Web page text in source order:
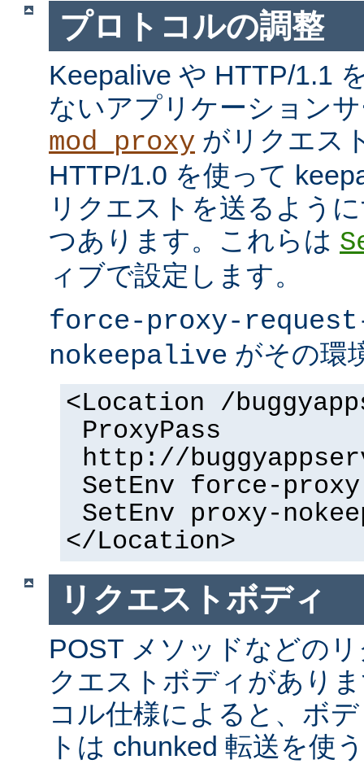
プロトコルの調整
Keepalive や HTTP/1.1
ないアプリケーション
mod_proxy がリクエス
HTTP/1.0 を使って
リクエストを送るよう
つあります。これらは
ィブで設定します。
force-proxy-
nokeepalive がその環
<Location /
ProxyPass
http://
SetEnv force-
SetEnv proxy-
</Location>
リクエストボディ
POST メソッドなどの
クエストボディがあり
コル仕様によると、ボ
トは chunked 転送を使